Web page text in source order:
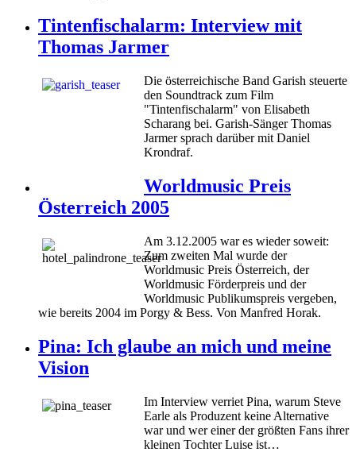
Tintenfischalarm: Interview mit
Thomas Jarmer
Die österreichische Band Garish steuerte
den Soundtrack zum Film
"Tintenfischalarm" von Elisabeth
Scharang bei. Garish-Sänger Thomas
Jarmer sprach darüber mit Daniel
Krondraf.
Worldmusic Preis
Österreich 2005
Am 3.12.2005 war es wieder soweit:
Zum zweiten Mal wurde der
Worldmusic Preis Österreich, der
Worldmusic Förderpreis und der
Worldmusic Publikumspreis vergeben,
wie bereits 2004 im Porgy & Bess. Von Manfred Horak.
Pina: Ich glaube an mich und meine
Vision
Im Interview verriet Pina, warum Steve
Earle als Produzent keine Alternative
war und wer einer der größten Fans ihrer
kleinen Tochter Luise ist…